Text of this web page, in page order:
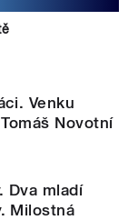
Venku
Novotní
Dva mladí
Milostná